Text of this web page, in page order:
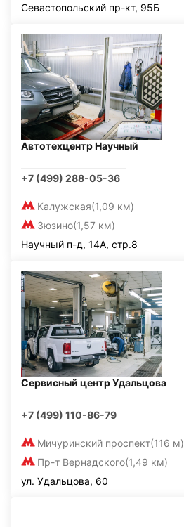
Севастопольский пр-кт, 95Б
Автотехцентр Научный
+7 (499) 288-05-36
Калужская(1,09 км)
Зюзино(1,57 км)
Научный п-д, 14А, стр.8
Сервисный центр Удальцова
+7 (499) 110-86-79
Мичуринский проспект(116 м)
Пр-т Вернадского(1,49 км)
ул. Удальцова, 60